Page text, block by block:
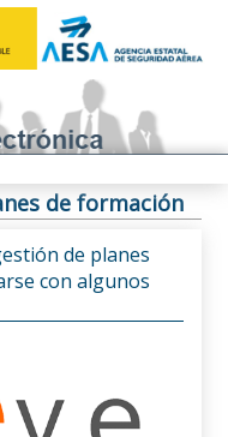
de formación
de planes
con algunos